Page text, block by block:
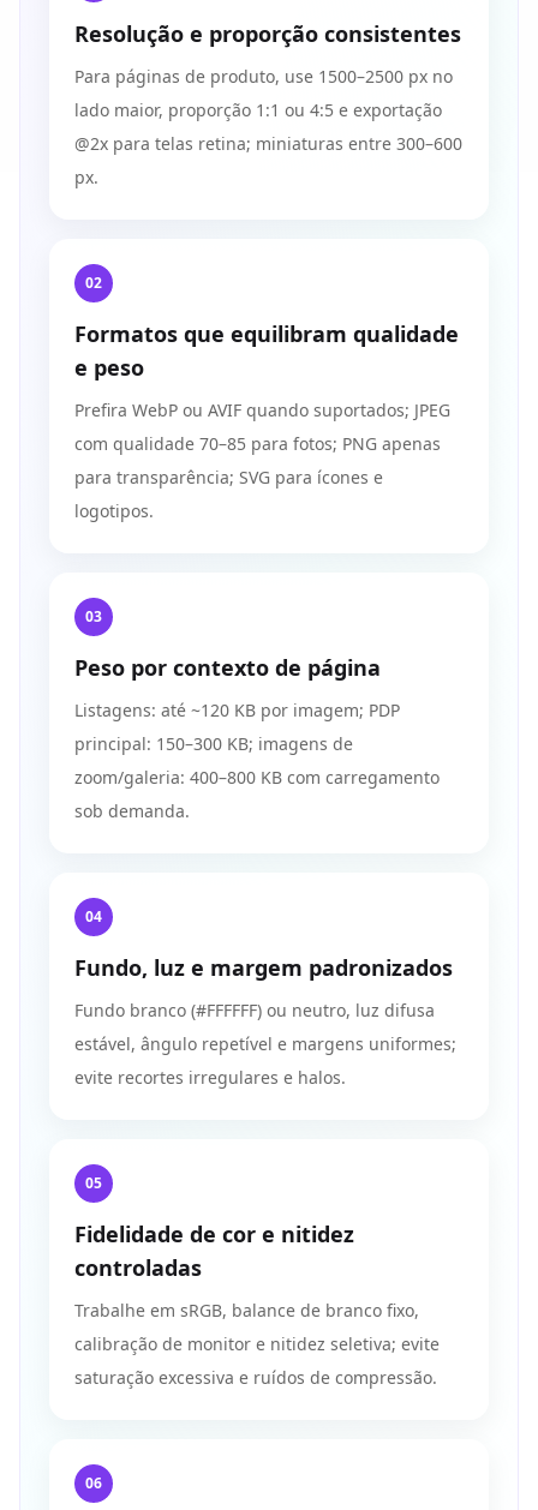
Resolução e proporção consistentes
Para páginas de produto, use 1500–2500 px no
lado maior, proporção 1:1 ou 4:5 e exportação
@2x para telas retina; miniaturas entre 300–600
px.
02
Formatos que equilibram qualidade
e peso
Prefira WebP ou AVIF quando suportados; JPEG
com qualidade 70–85 para fotos; PNG apenas
para transparência; SVG para ícones e
logotipos.
03
Peso por contexto de página
Listagens: até ~120 KB por imagem; PDP
principal: 150–300 KB; imagens de
zoom/galeria: 400–800 KB com carregamento
sob demanda.
04
Fundo, luz e margem padronizados
Fundo branco (#FFFFFF) ou neutro, luz difusa
estável, ângulo repetível e margens uniformes;
evite recortes irregulares e halos.
05
Fidelidade de cor e nitidez
controladas
Trabalhe em sRGB, balance de branco fixo,
calibração de monitor e nitidez seletiva; evite
saturação excessiva e ruídos de compressão.
06